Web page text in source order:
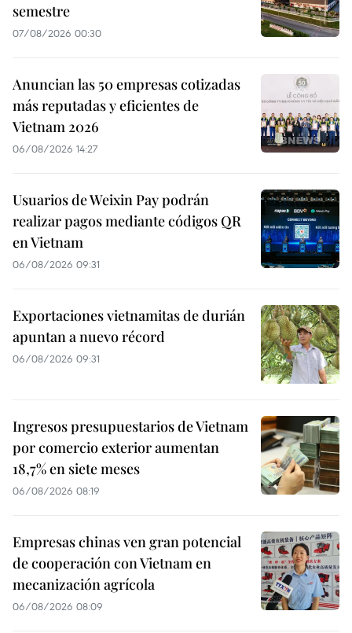
semestre
07/08/2026 00:30
Anuncian las 50 empresas cotizadas
más reputadas y eficientes de
Vietnam 2026
06/08/2026 14:27
Usuarios de Weixin Pay podrán
realizar pagos mediante códigos QR
en Vietnam
06/08/2026 09:31
Exportaciones vietnamitas de durián
apuntan a nuevo récord
06/08/2026 09:31
Ingresos presupuestarios de Vietnam
por comercio exterior aumentan
18,7% en siete meses
06/08/2026 08:19
Empresas chinas ven gran potencial
de cooperación con Vietnam en
mecanización agrícola
06/08/2026 08:09